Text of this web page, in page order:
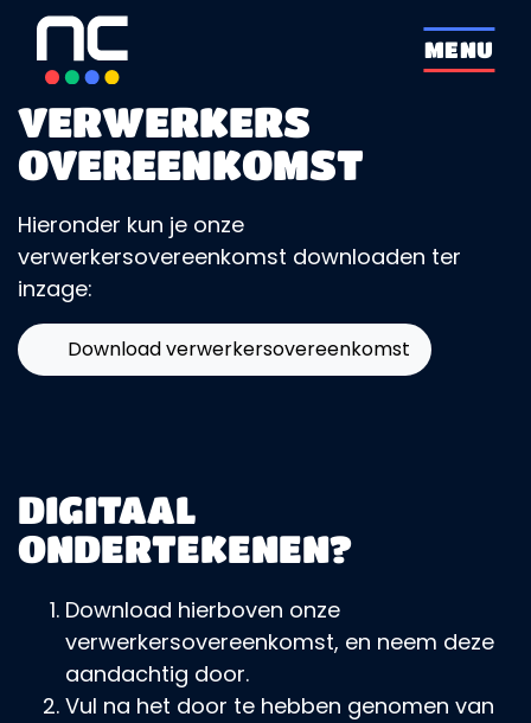
overslaan
MENU
VERWERKERS
OVEREENKOMST
Hieronder kun je onze
verwerkersovereenkomst downloaden ter
inzage:
PDF Bestand
Download verwerkersovereenkomst
DIGITAAL
ONDERTEKENEN?
Download hierboven onze
verwerkersovereenkomst, en neem deze
aandachtig door.
Vul na het door te hebben genomen van